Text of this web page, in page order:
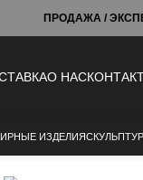
ПРОДАЖА /
О НАС
ИЗДЕЛИЯ